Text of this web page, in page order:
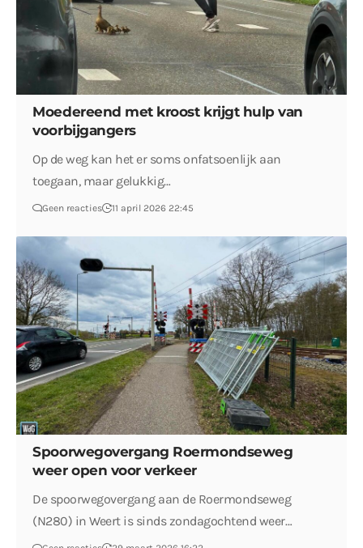
Moedereend met kroost krijgt hulp van
voorbijgangers
Op de weg kan het er soms onfatsoenlijk aan
toegaan, maar gelukkig…
Geen reacties 11 april 2026 22:45
Spoorwegovergang Roermondseweg
weer open voor verkeer
De spoorwegovergang aan de Roermondseweg
(N280) in Weert is sinds zondagochtend weer…